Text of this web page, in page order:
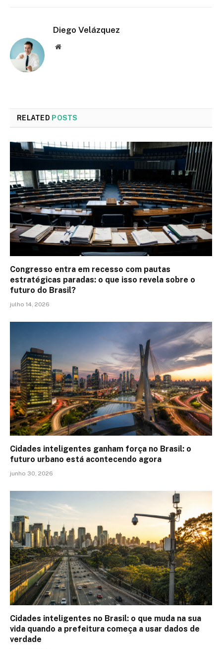
Diego Velázquez
Website
RELATED POSTS
Congresso entra em recesso com pautas
estratégicas paradas: o que isso revela sobre o
futuro do Brasil?
julho 14, 2026
Cidades inteligentes ganham força no Brasil: o
futuro urbano está acontecendo agora
junho 30, 2026
Cidades inteligentes no Brasil: o que muda na sua
vida quando a prefeitura começa a usar dados de
verdade